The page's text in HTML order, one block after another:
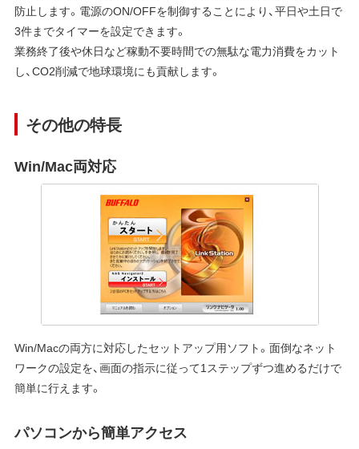
防止します。電源のON/OFFを制御することにより、平日や土日で
3件までタイマーを設定できます。
業務終了後や休日など稼動不要時間での無駄な電力消費をカット
し、CO2削減で地球環境にも貢献します。
その他の特長
Win/Mac両対応
Win/Macの両方に対応したセットアップ用ソフト。面倒なネット
ワークの設定を、画面の指示に従って1ステップずつ進めるだけで
簡単に行えます。
パソコンから簡単アクセス